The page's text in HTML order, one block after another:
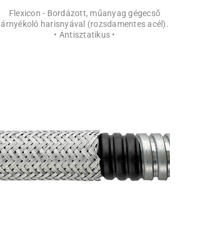
Flexicon - Bordázott, műanyag gégecső
árnyékoló harisnyával (rozsdamentes acél).
• Antisztatikus •